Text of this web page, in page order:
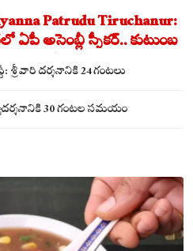
Patrudu Tiruchanur:
అసెంబ్లీ స్పీకర్.. కుటుంబ
శ్రీవారి దర్శనానికి 24 గంటలు
30 గంటల సమయం